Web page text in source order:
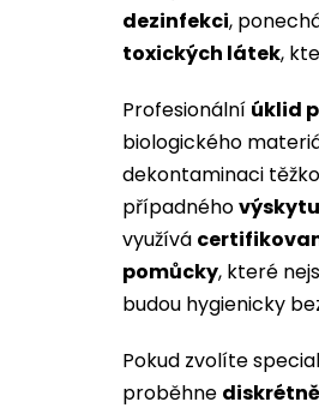
dezinfekci,
toxických látek,
Profesionální úklid
biologického
dekontaminaci
případného
využívá
pomůcky, které
budou hygienicky
Pokud zvolíte
proběhne